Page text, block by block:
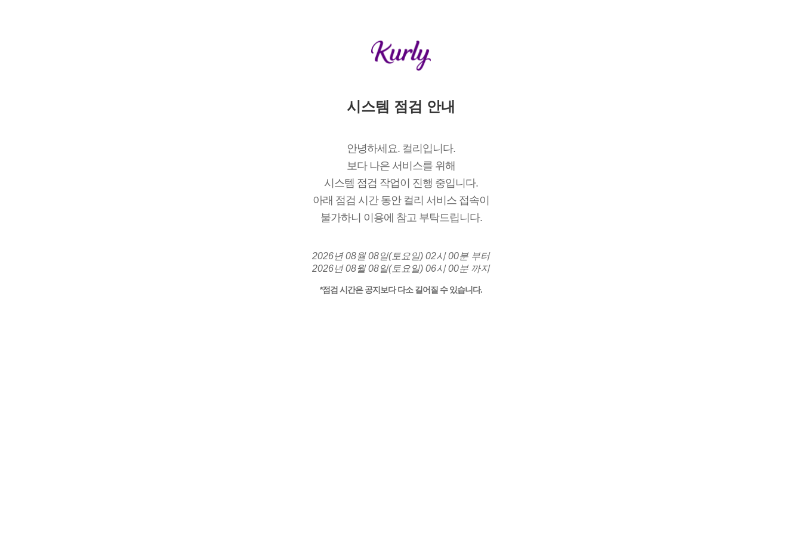
시스템 점검 안내
안녕하세요. 컬리입니다.
보다 나은 서비스를 위해
시스템 점검 작업이 진행 중입니다.
아래 점검 시간 동안 컬리 서비스 접속이
불가하니 이용에 참고 부탁드립니다.
2026년 08월 08일(토요일) 02시 00분 부터
2026년 08월 08일(토요일) 06시 00분 까지
*점검 시간은 공지보다 다소 길어질 수 있습니다.